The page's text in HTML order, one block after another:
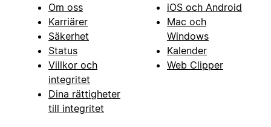
Om oss
Karriärer
Säkerhet
Status
Villkor och
integritet
Dina rättigheter
till integritet
iOS och Android
Mac och
Windows
Kalender
Web Clipper